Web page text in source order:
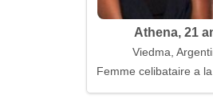
Athena, 21
Viedma,
Femme celibataire a